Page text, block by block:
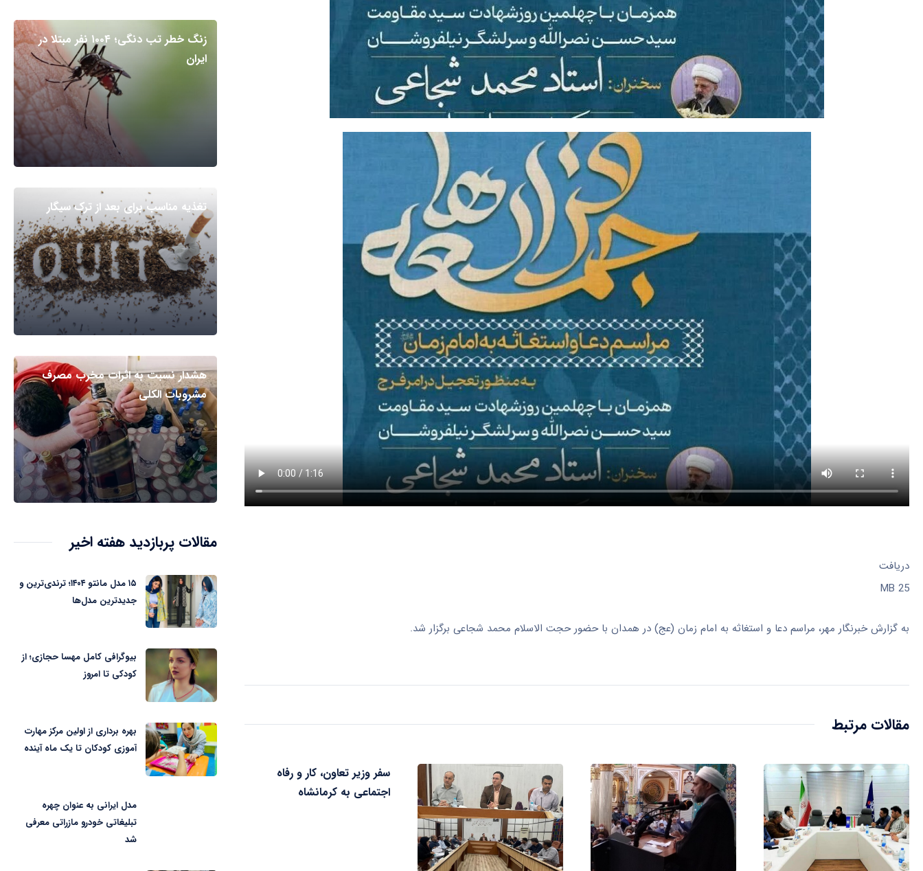
دریافت
25 MB
به گزارش خبرنگار مهر، مراسم دعا و استغاثه به امام زمان (عج) در همدان با حضورحجت الاسلام محمد شجاعی برگزار شد.
مقالات مرتبط
سفر وزیر تعاون، کار و رفاه
اجتماعی به کرمانشاه
زنگ خطر تب دنگی؛ ۱۰۰۴ نفر مبتلا در
ایران
تغذیه مناسب برای بعد از ترک سیگار
هشدار نسبت به اثرات مخرب مصرف
مشروبات الکلی
مقالات پربازدید هفته اخیر
۱۵ مدل مانتو ۱۴۰۴؛ ترندی‌ترین و
جدیدترین مدل‌ها
بیوگرافی کامل مهسا حجازی؛ از
کودکی تا امروز
بهره برداری از اولین مرکز مهارت
آموزی کودکان تا یک ماه آینده
مدل ایرانی به عنوان چهره
تبلیغاتی خودرو مازراتی معرفی
شد